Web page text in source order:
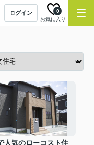
ログイン
お気に入り
0
人気のローコスト住